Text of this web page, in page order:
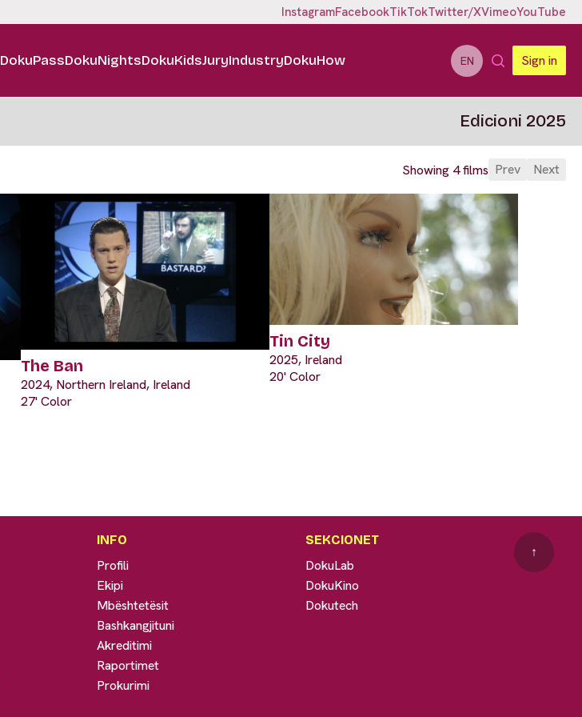
InstagramFacebookTikTokTwitter/XVimeoYouTube
DokuPassDokuNightsDokuKidsJuryIndustryDokuHow EN Sign in
Edicioni 2025
Showing 4 films Prev Next
The Ban
2024, Northern Ireland, Ireland
27' Color
Tin City
2025, Ireland
20' Color
INFO
Profili
Ekipi
Mbështetësit
Bashkangjituni
Akreditimi
Raportimet
Prokurimi
SEKCIONET
DokuLab
DokuKino
Dokutech
↑